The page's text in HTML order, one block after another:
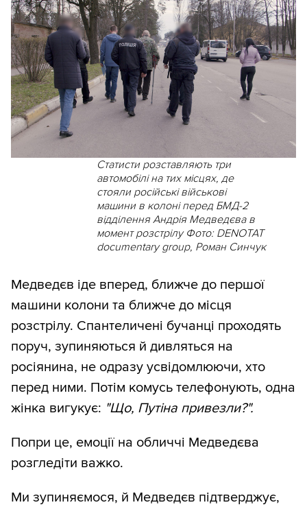
Статисти розставляють три
автомобілі на тих місцях, де
стояли російські військові
машини в колоні перед БМД-2
відділення Андрія Медведєва в
момент розстрілу Фото: DENOTAT
documentary group, Роман Синчук
Медведєв іде вперед, ближче до першої
машини колони та ближче до місця
розстрілу. Спантеличені бучанці проходять
поруч, зупиняються й дивляться на
росіянина, не одразу усвідомлюючи, хто
перед ними. Потім комусь телефонують, одна
жінка вигукує: "Що, Путіна привезли?".
Попри це, емоції на обличчі Медведєва
розгледіти важко.
Ми зупиняємося, й Медведєв підтверджує,